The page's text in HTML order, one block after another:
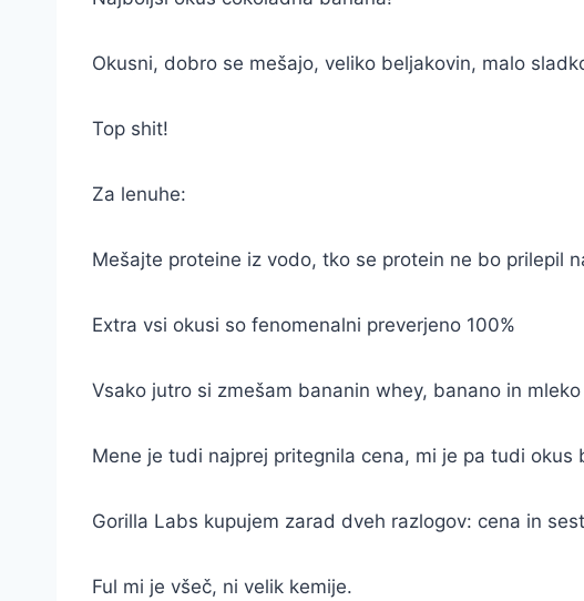
Okusni, dobro se mešajo, veliko beljakovin, malo
Top shit!
Za lenuhe:
Mešajte proteine iz vodo, tko se protein ne bo prilepil
Extra vsi okusi so fenomenalni preverjeno 100%
Vsako jutro si zmešam bananin whey, banano in
Mene je tudi najprej pritegnila cena, mi je pa tudi okus
Gorilla Labs kupujem zarad dveh razlogov: cena in
Ful mi je všeč, ni velik kemije.